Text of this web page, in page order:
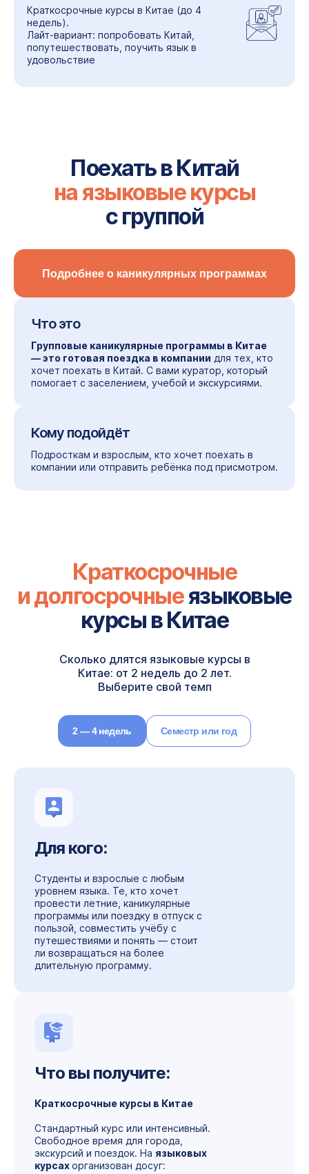
Краткосрочные курсы в Китае (до 4
недель).
Лайт-вариант: попробовать Китай,
попутешествовать, поучить язык в
удовольствие
Поехать в Китай
на языковые курсы
с группой
Подробнее о каникулярных программах
Что это
Групповые каникулярные программы в Китае
— это готовая поездка в компании для тех, кто
хочет поехать в Китай. С вами куратор, который
помогает с заселением, учебой и экскурсиями.
Кому подойдёт
Подросткам и взрослым, кто хочет поехать в
компании или отправить ребёнка под присмотром.
Краткосрочные
и долгосрочныеязыковые
курсы в Китае
Сколько длятся языковые курсы в
Китае: от 2 недель до 2 лет.
Выберите свой темп
2 — 4 недель Семестр или год
Что вы получите:
Краткосрочные курсы в Китае
Стандартный курс или интенсивный.
Свободное время для города,
экскурсий и поездок. На языковых
курсахорганизован досуг:
Для кого:
Студенты и взрослые с любым
уровнем языка. Те, кто хочет
провести летние, каникулярные
программы или поездку в отпуск с
пользой, совместить учёбу с
путешествиями и понять — стоит
ли возвращаться на более
длительную программу.